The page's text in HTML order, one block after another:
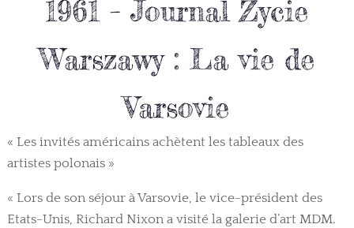
1961 – Journal Zycie
Warszawy : La vie de
Varsovie
« Les invités américains achètent les tableaux des
artistes polonais »
« Lors de son séjour à Varsovie, le vice-président des
Etats-Unis, Richard Nixon a visité la galerie d’art MDM.